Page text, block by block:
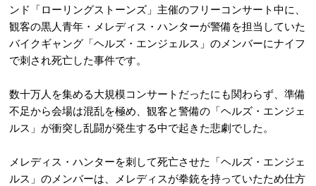
ンド「ローリングストーンズ」主催のフリーコンサート中に、
観客の黒人青年・メレディス・ハンターが警備を担当していた
バイクギャング「ヘルズ・エンジェルス」のメンバーにナイフ
で刺され死亡した事件です。
数十万人を集める大規模コンサートだったにも関わらず、準備
不足から会場は混乱を極め、観客と警備の「ヘルズ・エンジェ
ルス」が衝突し乱闘が発生する中で起きた悲劇でした。
メレディス・ハンターを刺して死亡させた「ヘルズ・エンジェ
ルス」のメンバーは、メレディスが拳銃を持っていたため仕方